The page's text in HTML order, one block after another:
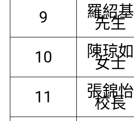
9 羅紹基
先生
10 陳琼如
女士
11 張錦怡
校長